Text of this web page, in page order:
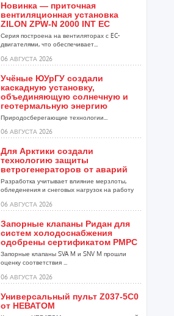
Новинка — приточная
вентиляционная установка
ZILON ZPW-N 2000 INT EC
Серия построена на вентиляторах с EC-
двигателями, что обеспечивает...
06 АВГУСТА 2026
Учёные ЮУрГУ создали
каскадную установку,
объединяющую солнечную и
геотермальную энергию
Природосберегающие технологии...
06 АВГУСТА 2026
Для Арктики создали
технологию защиты
ветрогенераторов от аварий
Разработка учитывает влияние мерзлоты,
обледенения и снеговых нагрузок на работу
06 АВГУСТА 2026
Запорные клапаны Ридан для
систем холодоснабжения
одобрены сертификатом РМРС
Запорные клапаны SVA M и SNV M прошли
оценку соответствия ...
06 АВГУСТА 2026
Универсальный пульт Z037-5C0
от НЕВАТОМ